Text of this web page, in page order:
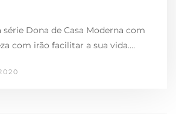
Dona de Casa Moderna com
com irão facilitar a sua vida.…